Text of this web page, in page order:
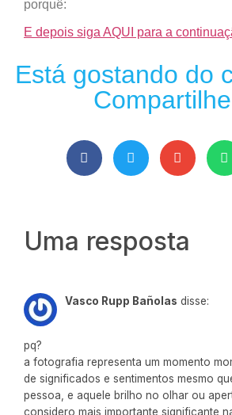
porquê:
E depois siga AQUI para a
Está gostando do
Uma resposta
Vasco Rupp Bañolas disse:
pq?
a fotografia representa um momento
de significados e sentimentos mesmo
pessoa, e aquele brilho no olhar ou
considero mais importante significante